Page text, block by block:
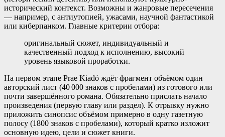
исторический контекст. Возможны и жанровые пересечения
— например, с антиутопией, ужасами, научной фантастикой
или киберпанком. Главные критерии отбора:
оригинальный сюжет, индивидуальный и
качественный подход к исполнению, высокий
уровень языковой проработки.
На первом этапе Prae Kiadó ждёт фрагмент объёмом один
авторский лист (40 000 знаков с пробелами) из готового или
почти завершённого романа. Обязательно прислать начало
произведения (первую главу или раздел). К отрывку нужно
приложить синопсис объёмом примерно в одну газетную
полосу (1800 знаков с пробелами), который кратко изложит
основную идею, цели и сюжет книги.